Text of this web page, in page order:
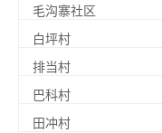
毛沟寨社区
白坪村
排当村
巴科村
田冲村